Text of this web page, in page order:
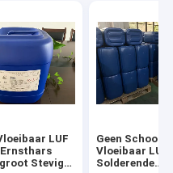
LUF
Stevige
Geen Schoon
Vloeibaar LUF
Solderende